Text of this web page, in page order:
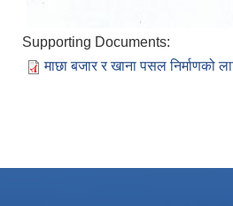
Supporting Documents:
माछा बजार र खाना पसल निर्माणको